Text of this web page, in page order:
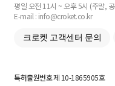
평일 오전 11시 ~ 오후 5시 (주말,
E-mail : info@croket.co.kr
크로켓 고객센터 문의
특허출원번호제 10-1865905호